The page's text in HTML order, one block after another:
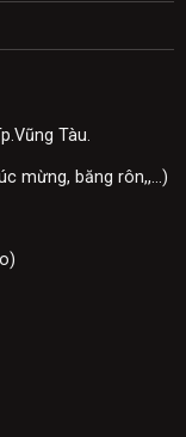
Tàu.
mừng, băng rôn,,...)